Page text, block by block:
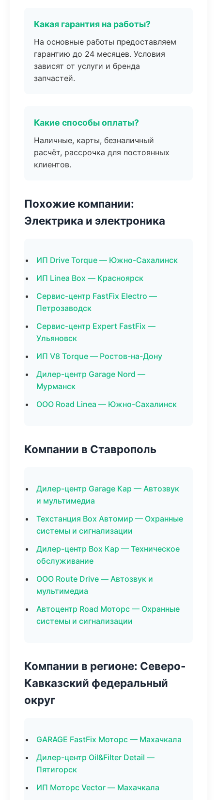
Какая гарантия на работы?
На основные работы предоставляем
гарантию до 24 месяцев. Условия
зависят от услуги и бренда
запчастей.
Какие способы оплаты?
Наличные, карты, безналичный
расчёт, рассрочка для постоянных
клиентов.
Похожие компании:
Электрика и электроника
ИП Drive Torque — Южно-Сахалинск
ИП Linea Box — Красноярск
Сервис-центр FastFix Electro —
Петрозаводск
Сервис-центр Expert FastFix —
Ульяновск
ИП V8 Torque — Ростов-на-Дону
Дилер-центр Garage Nord —
Мурманск
ООО Road Linea — Южно-Сахалинск
Компании в Ставрополь
Дилер-центр Garage Кар — Автозвук
и мультимедиа
Техстанция Box Автомир — Охранные
системы и сигнализации
Дилер-центр Box Кар — Техническое
обслуживание
ООО Route Drive — Автозвук и
мультимедиа
Автоцентр Road Моторс — Охранные
системы и сигнализации
Компании в регионе: Северо-
Кавказский федеральный
округ
GARAGE FastFix Моторс — Махачкала
Дилер-центр Oil&Filter Detail —
Пятигорск
ИП Моторс Vector — Махачкала